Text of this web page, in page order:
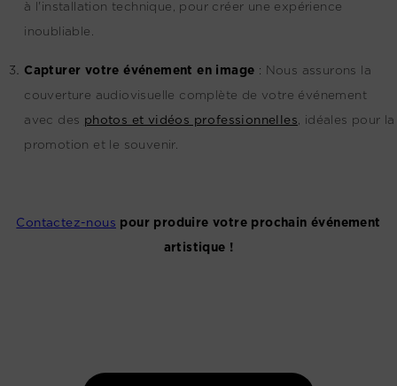
à l'installation technique, pour créer une expérience
inoubliable.
Capturer votre événement en image : Nous assurons la
couverture audiovisuelle complète de votre événement
avec des photos et vidéos professionnelles, idéales pour la
promotion et le souvenir.
Contactez-nous pour produire votre prochain événement
artistique !